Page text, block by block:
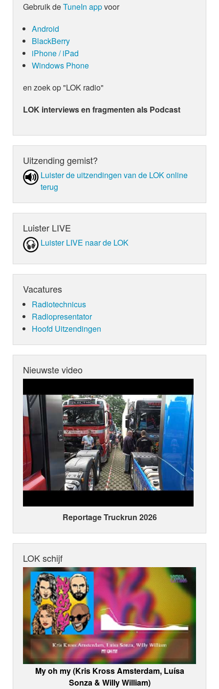
Gebruik deTuneIn appvoor
Android
BlackBerry
iPhone / iPad
Windows Phone
en zoek op "LOK radio"
LOK interviews en fragmenten als Podcast
Uitzending gemist?
Luister de uit­zen­din­gen van de LOK online
terug
Luister LIVE
Luister LIVE naar de LOK
Vacatures
Radiotechnicus
Radiopresentator
Hoofd Uitzendingen
Nieuwste video
Reportage Truckrun 2026
LOK schijf
My oh my (Kris Kross Amsterdam, Luísa
Sonza & Willy William)